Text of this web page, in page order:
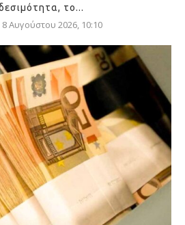
το...
Αυγούστου 2026, 10:10